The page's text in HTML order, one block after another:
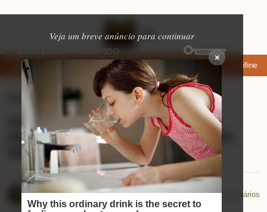
Veja um breve anúncio para continuar
×
de namoro que permitem enviar fotos e vídeos Microfone fifine
⏱ 1 min de leitura
Análise Samsung Vision AI TV 50″:
descubra o que faz dela a sua escolha
ideal!
Mariana Souza
28/10/2025
📅 28/10/2025💬 0 comentários